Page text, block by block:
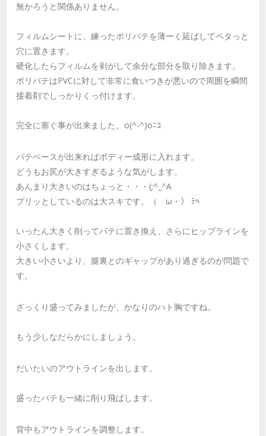
無かろうと関係ありません。
フィルムシートに、練ったポリパテを薄ーく延ばしてペタっと
穴に置きます。
硬化したらフィルムを剥がして余分な部分を取り除きます。
ポリパテはPVCに対して非常に食いつきが悪いので周囲を瞬間
接着剤でしっかりくっ付けます。
完全に塞ぐ事が出来ました。o(^-^)oﾆｺ
パテベースが出来ればボディー成形に入れます。
どうもお尻が大きすぎるような気がします。
あんまり大きいのはちょっと・・・(;^_^A
プリッとしているのは大スキです。（ゝω・） ﾃﾍ
いったん大きく削ってパテに置き換え、さらにヒップラインを
小さくします。
大きい小さいより、腿裏とのギャップがあり過ぎるのが問題で
す。
ざっくり盛ってみましたが、かなりのハト胸ですね。
もう少しなだらかにしましょう。
だいたいのアウトラインを出します。
盛ったパテも一緒に削り飛ばします。
背中もアウトラインを調整します。